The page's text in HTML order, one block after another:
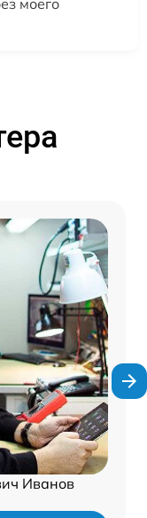
Иванов